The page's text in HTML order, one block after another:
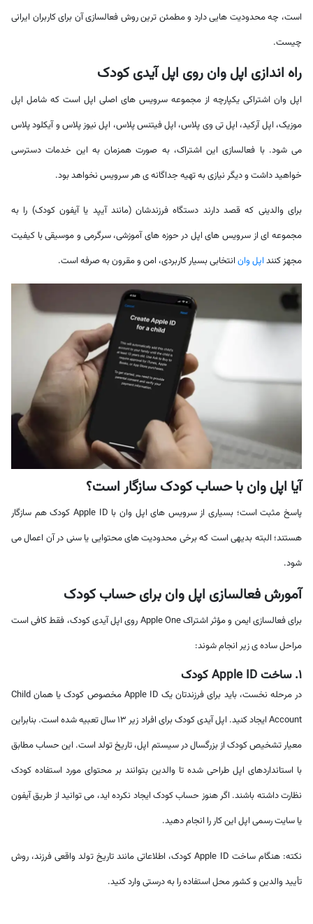
است، چه محدودیت هایی دارد و مطمئن ترین روش فعالسازی آن برای کاربران ایرانی
چیست.
راه اندازی اپل وان روی اپل آیدی کودک
اپل وان اشتراکی یکپارچه از مجموعه سرویس های اصلی اپل است که شامل اپل
موزیک، اپل آرکید، اپل تی وی پلاس، اپل فیتنس پلاس، اپل نیوز پلاس و آیکلود پلاس
می شود. با فعالسازی این اشتراک، به صورت همزمان به این خدمات دسترسی
خواهید داشت و دیگر نیازی به تهیه جداگانه ی هر سرویس نخواهد بود.
برای والدینی که قصد دارند دستگاه فرزندشان (مانند آیپد یا آیفون کودک) را به
مجموعه ای از سرویس های اپل در حوزه های آموزشی، سرگرمی و موسیقی با کیفیت
مجهز کنند اپل وان انتخابی بسیار کاربردی، امن و مقرون به صرفه است.
آیا اپل وان با حساب کودک سازگار است؟
پاسخ مثبت است؛ بسیاری از سرویس های اپل وان با Apple ID کودک هم سازگار
هستند؛ البته بدیهی است که برخی محدودیت های محتوایی یا سنی در آن اعمال می
شود.
آمورش فعالسازی اپل وان برای حساب کودک
برای فعالسازی ایمن و مؤثر اشتراک Apple One روی اپل آیدی کودک، فقط کافی است
مراحل ساده ی زیر انجام شوند:
۱. ساخت Apple ID کودک
در مرحله نخست، باید برای فرزندتان یک Apple ID مخصوص کودک یا همان Child
Account ایجاد کنید. اپل آیدی کودک برای افراد زیر 13 سال تعبیه شده است. بنابراین
معیار تشخیص کودک از بزرگسال در سیستم اپل، تاریخ تولد است. این حساب مطابق
با استانداردهای اپل طراحی شده تا والدین بتوانند بر محتوای مورد استفاده کودک
نظارت داشته باشند. اگر هنوز حساب کودک ایجاد نکرده اید، می توانید از طریق آیفون
یا سایت رسمی اپل این کار را انجام دهید.
نکته: هنگام ساخت Apple ID کودک، اطلاعاتی مانند تاریخ تولد واقعی فرزند، روش
تأیید والدین و کشور محل استفاده را به درستی وارد کنید.